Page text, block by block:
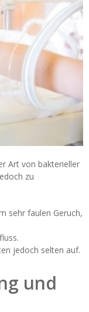
Art von bakterieller
zu
sehr faulen Geruch,
jedoch selten auf.
und